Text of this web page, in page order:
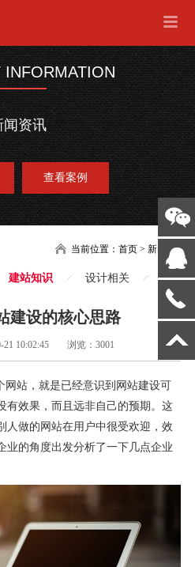
INFORMATION
闻资讯
查看案例
当前位置：首页 >新闻
建站知识 设计相关
建设的核心思路
10:02:45 浏览：3001
网站，就是已经意识到网站建设可
有效果，而且远非自己的预期。这
人做的网站在用户中很受欢迎，效
业的角度出发分析了一下几点企业